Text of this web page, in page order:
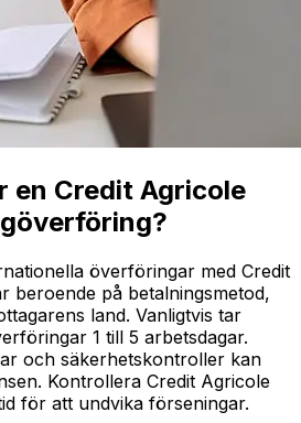
en Credit Agricole
överföringar med Credit
beroende på betalningsmetod,
land. Vanligtvis tar
1 till 5 arbetsdagar.
och säkerhetskontroller kan
Kontrollera Credit Agricole
för att undvika förseningar.